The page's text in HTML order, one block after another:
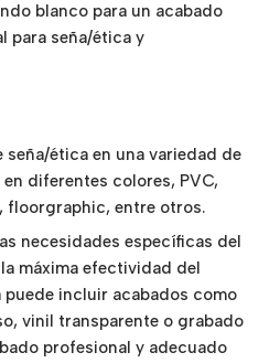
blanco para un acabado
para seña/ética y
ética en una variedad de
diferentes colores, PVC,
floorgraphic, entre otros.
necesidades específicas del
máxima efectividad del
puede incluir acabados como
vinil transparente o grabado
profesional y adecuado